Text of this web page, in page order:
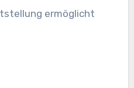
ermöglicht